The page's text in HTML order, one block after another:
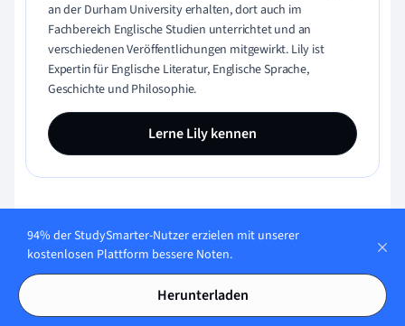
an der Durham University erhalten, dort auch im
Fachbereich Englische Studien unterrichtet und an
verschiedenen Veröffentlichungen mitgewirkt. Lily ist
Expertin für Englische Literatur, Englische Sprache,
Geschichte und Philosophie.
Lerne Lily kennen
Inhaltliche Qualität geprüft von:
Gabriel Freitas
94% der StudySmarter-Nutzer erzielen mit unserer
kostenlosen Plattform bessere Noten.
Herunterladen